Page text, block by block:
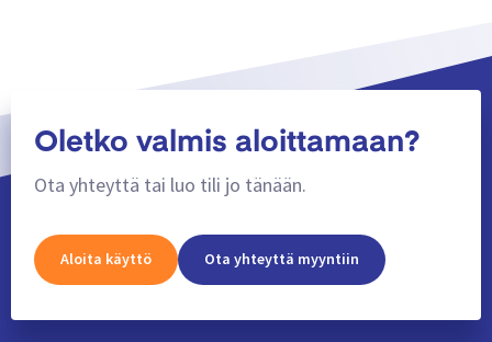
Oletko valmis aloittamaan?
Ota yhteyttä tai luo tili jo tänään.
Aloita käyttö Ota yhteyttä myyntiin